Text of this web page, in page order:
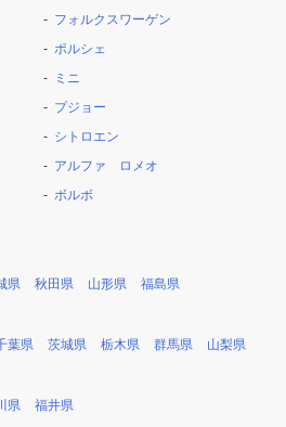
フォルクスワーゲン
ポルシェ
ミニ
プジョー
シトロエン
アルファ ロメオ
ボルボ
県 秋田県 山形県 福島県
葉県 茨城県 栃木県 群馬県 山梨県
県 福井県